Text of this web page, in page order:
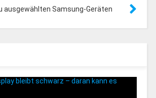
ausgewählten Samsung-Geräten